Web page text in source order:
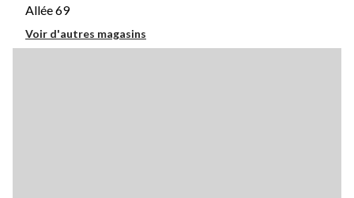
Allée 69
Voir d'autres magasins